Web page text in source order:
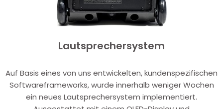
Lautsprechersystem
Auf Basis eines von uns entwickelten, kundenspezifischen
Softwareframeworks, wurde innerhalb weniger Wochen
ein neues Lautsprechersystem implementiert.